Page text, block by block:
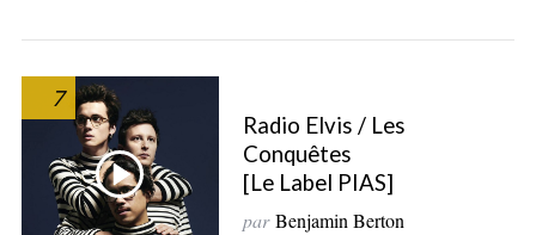
7
Radio Elvis / Les
Conquêtes
[Le Label PIAS]
par Benjamin Berton
S
e
a
r
c